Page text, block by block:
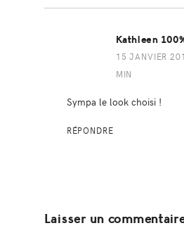
Kathleen
15 JANVIER
MIN
Sympa le look choisi !
RÉPONDRE
Laisser un